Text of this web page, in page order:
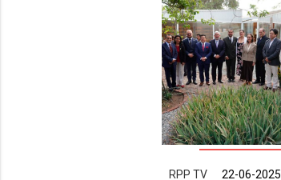
RPP TV 22-06-2025